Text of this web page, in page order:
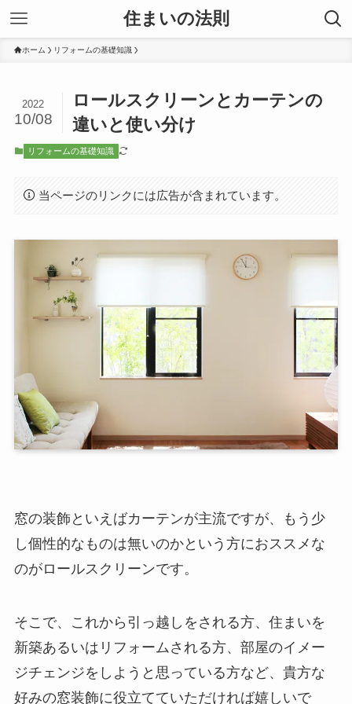
住まいの法則
ホーム リフォームの基礎知識
ロールスクリーンとカーテンの
違いと使い分け
2022
10/08
リフォームの基礎知識
当ページのリンクには広告が含まれています。
窓の装飾といえばカーテンが主流ですが、もう少
し個性的なものは無いのかという方におススメな
のがロールスクリーンです。
そこで、これから引っ越しをされる方、住まいを
新築あるいはリフォームされる方、部屋のイメー
ジチェンジをしようと思っている方など、貴方な
好みの窓装飾に役立てていただければ嬉しいで